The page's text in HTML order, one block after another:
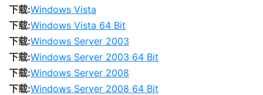
下载:Windows Vista
下载:Windows Vista 64 Bit
下载:Windows Server 2003
下载:Windows Server 2003 64 Bit
下载:Windows Server 2008
下载:Windows Server 2008 64 Bit